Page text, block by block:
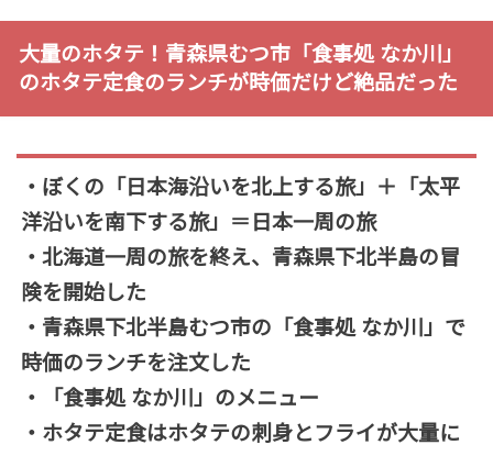
大量のホタテ！青森県むつ市「食事処 なか川」
のホタテ定食のランチが時価だけど絶品だった
・ぼくの「日本海沿いを北上する旅」＋「太平
洋沿いを南下する旅」＝日本一周の旅
・北海道一周の旅を終え、青森県下北半島の冒
険を開始した
・青森県下北半島むつ市の「食事処 なか川」で
時価のランチを注文した
・「食事処 なか川」のメニュー
・ホタテ定食はホタテの刺身とフライが大量に